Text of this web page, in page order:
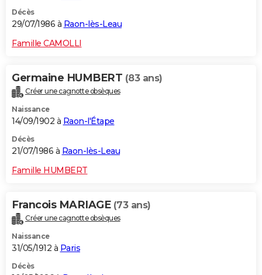
Décès
29/07/1986 à Raon-lès-Leau
Famille CAMOLLI
Germaine HUMBERT (83 ans)
Créer une cagnotte obsèques
Naissance
14/09/1902 à Raon-l'Étape
Décès
21/07/1986 à Raon-lès-Leau
Famille HUMBERT
Francois MARIAGE (73 ans)
Créer une cagnotte obsèques
Naissance
31/05/1912 à Paris
Décès